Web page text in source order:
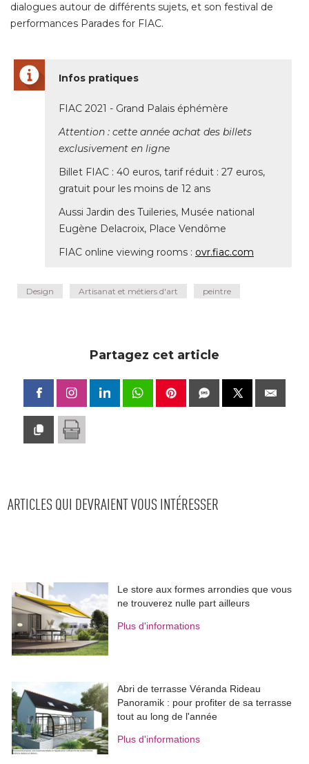
dialogues autour de différents sujets, et son festival de
performances Parades for FIAC.
Infos pratiques
FIAC 2021 - Grand Palais éphémère
Attention : cette année achat des billets
exclusivement en ligne
Billet FIAC : 40 euros, tarif réduit : 27 euros,
gratuit pour les moins de 12 ans
Aussi Jardin des Tuileries, Musée national
Eugène Delacroix, Place Vendôme
FIAC online viewing rooms : ovr.fiac.com
Design Artisanat et métiers d'art peintre
Partagez cet article
ARTICLES QUI DEVRAIENT VOUS INTÉRESSER
Le store aux formes arrondies que vous
ne trouverez nulle part ailleurs
Plus d'informations
Abri de terrasse Véranda Rideau
Panoramik : pour profiter de sa terrasse
tout au long de l'année
Plus d'informations